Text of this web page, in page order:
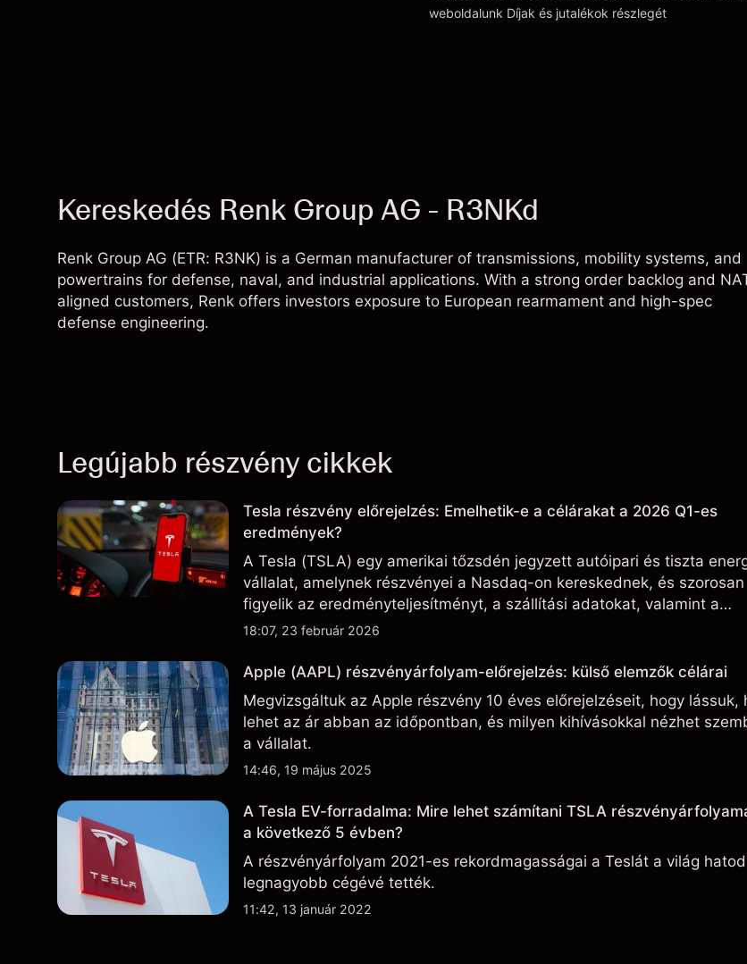
Díjak és jutalékokrészlegét
weboldalunk Díjak és jutalékok részlegét
Kereskedés Renk Group AG - R3NKd
Renk Group AG (ETR: R3NK) is a German manufacturer of transmissions, mobility systems, and
powertrains for defense, naval, and industrial applications. With a strong order backlog and
aligned customers, Renk offers investors exposure to European rearmament and high-spec
defense engineering.
Legújabb részvény cikkek
Tesla részvény előrejelzés: Emelhetik-e a célárakat a 2026 Q1-es
eredmények?
A Tesla (TSLA) egy amerikai tőzsdén jegyzett autóipari és tiszta
vállalat, amelynek részvényei a Nasdaq-on kereskednek, és szorosan
figyelik az eredményteljesítményt, a szállítási adatokat, valamint a
technológiai és gyártási fejleményeket.
18:07, 23 február 2026
Apple (AAPL) részvényárfolyam-előrejelzés: külső elemzők célárai
Megvizsgáltuk az Apple részvény 10 éves előrejelzéseit, hogy lássuk,
lehet az ár abban az időpontban, és milyen kihívásokkal nézhet
a vállalat.
14:46, 19 május 2025
A Tesla EV-forradalma: Mire lehet számítani TSLA
a következő 5 évben?
A részvényárfolyam 2021-es rekordmagasságai a Teslát a világ
legnagyobb cégévé tették.
11:42, 13 január 2022